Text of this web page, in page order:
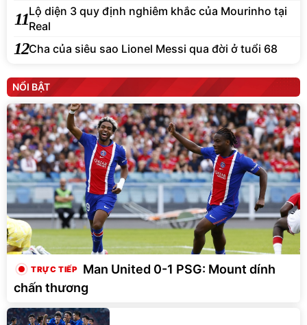
11Lộ diện 3 quy định nghiêm khắc của Mourinho tại
Real
12Cha của siêu sao Lionel Messi qua đời ở tuổi 68
NỔI BẬT
Man United 0-1 PSG: Mount dính
chấn thương